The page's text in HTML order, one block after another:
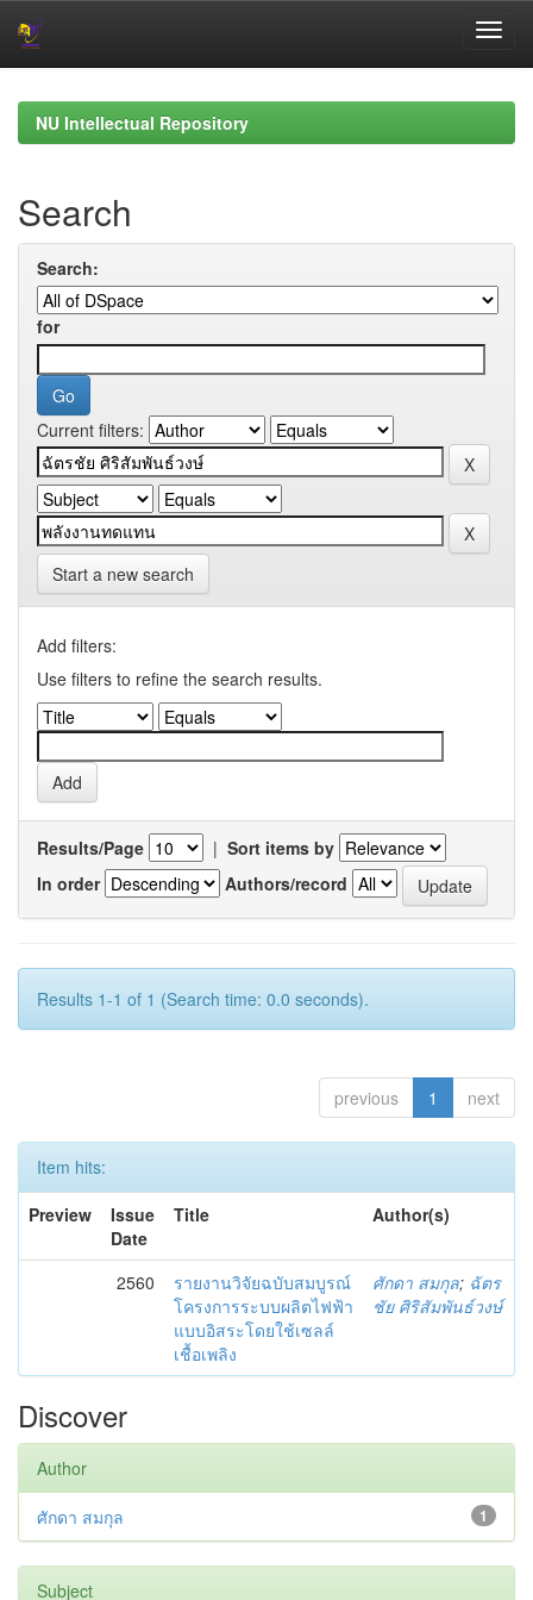
navigationNU Intellectual Repository
Search
Search:
for
Current filters:
Start a new search
Add filters:
Use filters to refine the search results.
Results/Page | Sort items by
In order
Authors/record
Results 1-1 of 1 (Search time: 0.0 seconds).
previous 1 next
Item hits:
Preview
Issue
Date
Title Author(s)
2560
รายงานวิจัยฉบับสมบูรณ์
โครงการระบบผลิตไฟฟ้า
แบบอิสระโดยใช้เซลล์
เชื้อเพลิง
ศักดา สมกุล; ฉัตร
ชัย ศิริสัมพันธ์วงษ์
Discover
Author
1
ศักดา สมกุล
Subject